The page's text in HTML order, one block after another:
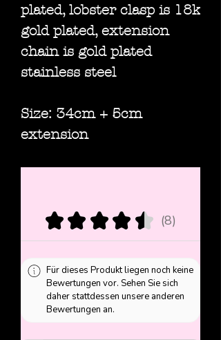
plated, lobster clasp is 18k
gold plated, extension
chain is gold plated
stainless steel
Size: 34cm + 5cm
extension
★ ★ ★ ★ ★ 8
8
Für dieses Produkt liegen noch keine
Bewertungen vor. Sehen Sie sich
daher stattdessen unsere anderen
Bewertungen an.